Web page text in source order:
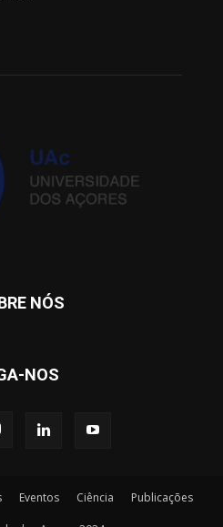
NÓS
NOS
Eventos Ciência Publicações